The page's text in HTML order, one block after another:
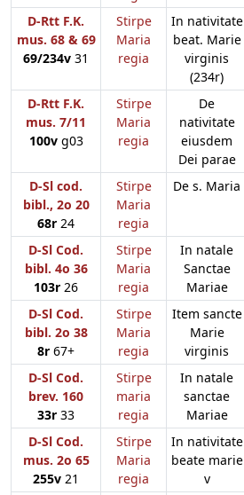
D-Rtt F.K.
mus. 68 & 69
69/234v 31
Stirpe
Maria
regia
In nativitate
beat. Marie
virginis
(234r)
D-Rtt F.K.
mus. 7/11
100vg03
Stirpe
Maria
regia
De
nativitate
eiusdem
Dei parae
D-Sl cod.
bibl., 2o 20
68r 24
Stirpe
Maria
regia
De s. Maria
D-Sl Cod.
bibl. 4o 36
103r 26
Stirpe
Maria
regia
In natale
Sanctae
Mariae
D-Sl Cod.
bibl. 2o 38
8r 67+
Stirpe
Maria
regia
Item sancte
Marie
virginis
D-Sl Cod.
brev. 160
33r 33
Stirpe
maria
regia
In natale
sanctae
Mariae
D-Sl Cod.
mus. 2o 65
255v 21
Stirpe
Maria
regia
In nativitate
beate marie
v